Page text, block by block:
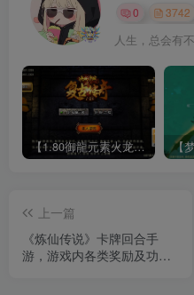
0 3742
人生，总会有
【1.80御龍元素火龙[摸摸登陆器]】战神引擎WIN服务端+GM工具+充值后台+双端+架设教程
上一篇
《炼仙传说》卡牌回合手
游，游戏内各类奖励及功能